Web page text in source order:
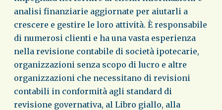
analisi finanziarie aggiornate per aiutarli a
crescere e gestire le loro attività. È responsabile
di numerosi clienti e ha una vasta esperienza
nella revisione contabile di società ipotecarie,
organizzazioni senza scopo di lucro e altre
organizzazioni che necessitano di revisioni
contabili in conformità agli standard di
revisione governativa, al Libro giallo, alla